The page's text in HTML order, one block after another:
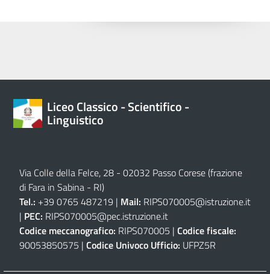
Liceo Classico - Scientifico -
Linguistico
Via Colle della Felce, 28 - 02032 Passo Corese (frazione
di Fara in Sabina - RI)
Tel.: +39 0765 487219 | Mail: RIPS070005@istruzione.it
| PEC: RIPS070005@pec.istruzione.it
Codice meccanografico: RIPS070005 | Codice fiscale:
90053850575 | Codice Univoco Ufficio: UFPZ5R